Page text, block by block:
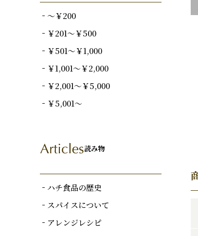
～￥200
￥201～￥500
￥501～￥1,000
￥1,001～￥2,000
￥2,001～￥5,000
￥5,001～
読み物
ハチ食品の歴史
スパイスについて
アレンジレシピ